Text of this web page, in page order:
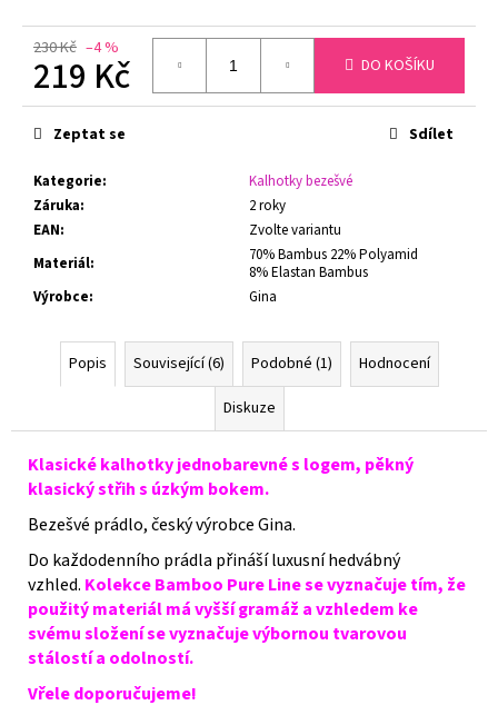
230 Kč –4 %
219 Kč
Měrná
cena:
DO KOŠÍKU
Kategorie:
Kalhotky bezešvé
Záruka:
2 roky
EAN:
Zvolte variantu
Materiál:
70% Bambus 22% Polyamid
8% Elastan Bambus
Výrobce: Gina
Zeptat se Sdílet
Popis Související (6) Podobné (1)
Hodnocení
Diskuze
Klasické kalhotky jednobarevné s logem, pěkný
klasický střih s úzkým bokem.
Bezešvé prádlo, český výrobce Gina.
Do každodenního prádla přináší luxusní hedvábný
vzhled. Kolekce Bamboo Pure Line se vyznačuje tím, že
použitý materiál má vyšší gramáž a vzhledem ke
svému složení se vyznačuje výbornou tvarovou
stálostí a odolností.
Vřele doporučujeme!
FLORA
DÁMSKÝ
HŘEJIVÝ
ŽUPAN
SE
ŠÁLOVÝM
VESTIS
25
56
360
Kč